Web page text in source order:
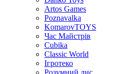
Artos Games
Poznavalka
KomarovTOYS
Час Майстрів
Cubika
Classic World
Ігротеко
Розумний лис